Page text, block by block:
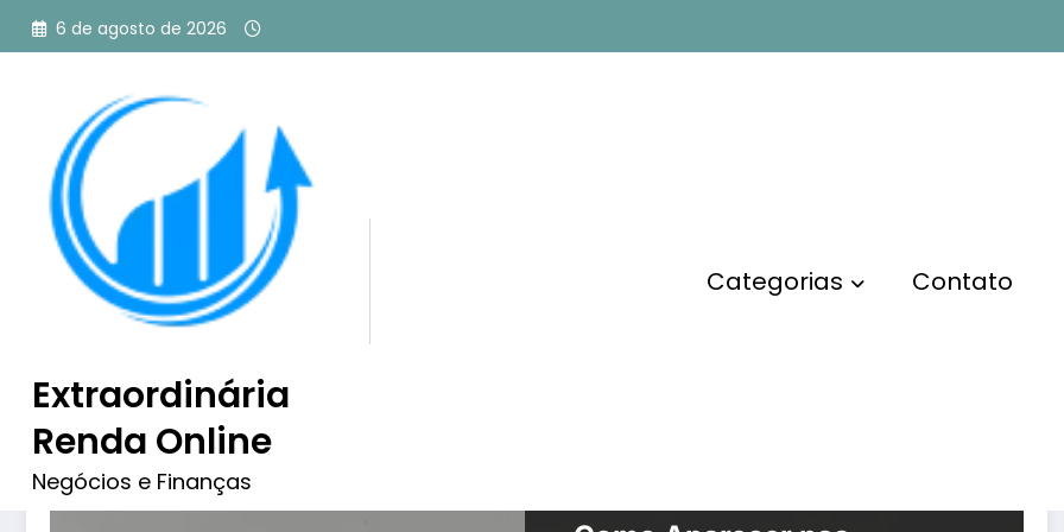
Pular
para
6 de agosto de 2026
Extraordinária
Renda Online
Negócios e Finanças
Categorias Contato
Tag: técnicas de SEO para blogs